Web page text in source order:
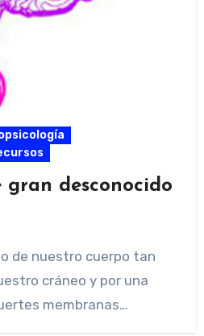
gran desconocido
de nuestro cuerpo tan
cráneo y por una
membranas…